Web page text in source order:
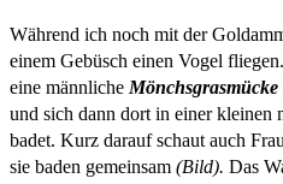
Während ich noch mit der
einem Gebüsch einen Vogel
eine männliche Mönchsgrasmücke
und sich dann dort in einer kleinen
badet. Kurz darauf schaut auch
sie baden gemeinsam (Bild). Das